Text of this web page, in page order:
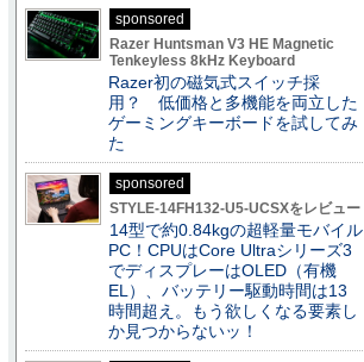
sponsored
Razer Huntsman V3 HE Magnetic
Tenkeyless 8kHz Keyboard
Razer初の磁気式スイッチ採
用？ 低価格と多機能を両立した
ゲーミングキーボードを試してみ
た
sponsored
STYLE-14FH132-U5-UCSXをレビュー
14型で約0.84kgの超軽量モバイル
PC！CPUはCore Ultraシリーズ3
でディスプレーはOLED（有機
EL）、バッテリー駆動時間は13
時間超え。もう欲しくなる要素し
か見つからないッ！